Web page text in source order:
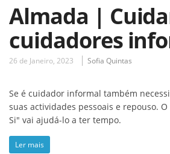
Almada |
cuidadores
26 de Janeiro, 2023 Sofia Quintas
Se é cuidador informal também
suas actividades pessoais e repouso.
Si" vai ajudá-lo a ter tempo.
Ler mais